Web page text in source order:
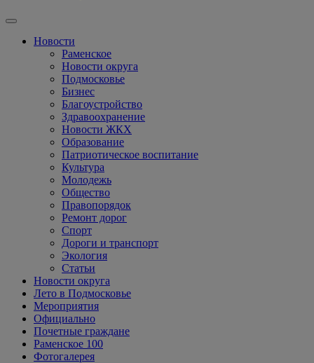
Новости
Раменское
Новости округа
Подмосковье
Бизнес
Благоустройство
Здравоохранение
Новости ЖКХ
Образование
Патриотическое воспитание
Культура
Молодежь
Общество
Правопорядок
Ремонт дорог
Спорт
Дороги и транспорт
Экология
Статьи
Новости округа
Лето в Подмосковье
Мероприятия
Официально
Почетные граждане
Раменское 100
Фотогалерея